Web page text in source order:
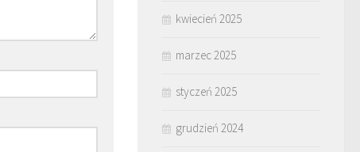
kwiecień 2025
marzec 2025
styczeń 2025
grudzień 2024